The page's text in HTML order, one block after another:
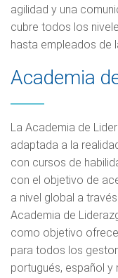
agilidad y una
cubre todos los
hasta empleados de
Academia
La Academia de
adaptada a la
con cursos de
con el objetivo de
a nivel global a
Academia de
como objetivo
para todos los
portugués, español y